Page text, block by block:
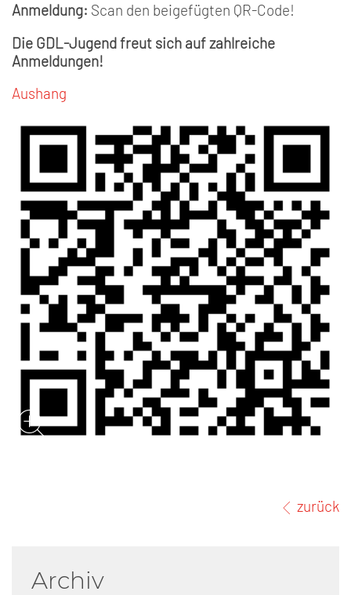
Anmeldung: Scan den beigefügten QR-Code!
Die GDL-Jugend freut sich auf zahlreiche
Anmeldungen!
Aushang
zurück
Archiv